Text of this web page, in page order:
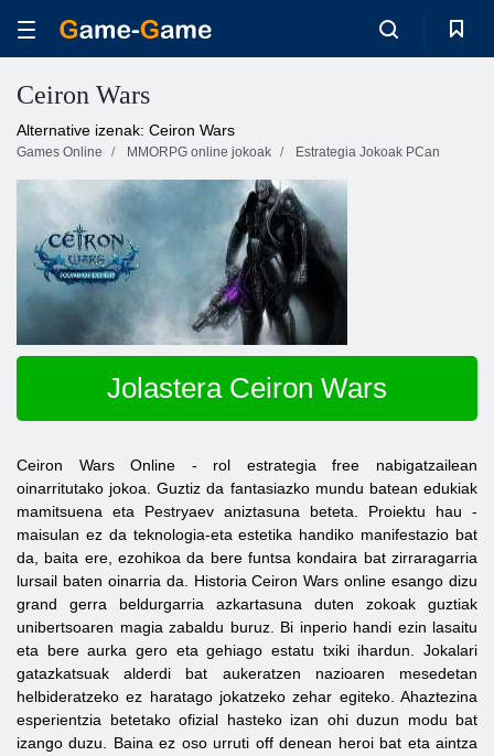
Ceiron Wars
Alternative izenak: Ceiron Wars
Games Online MMORPG online jokoak Estrategia Jokoak PCan
Jolastera Ceiron Wars
Ceiron Wars Online - rol estrategia free nabigatzailean
oinarritutako jokoa. Guztiz da fantasiazko mundu batean edukiak
mamitsuena eta Pestryaev aniztasuna beteta. Proiektu hau -
maisulan ez da teknologia-eta estetika handiko manifestazio bat
da, baita ere, ezohikoa da bere funtsa kondaira bat zirraragarria
lursail baten oinarria da. HistoriaCeironWarsonline esango dizu
grand gerra beldurgarria azkartasuna duten zokoak guztiak
unibertsoaren magia zabaldu buruz. Bi inperio handi ezin lasaitu
eta bere aurka gero eta gehiago estatu txiki ihardun. Jokalari
gatazkatsuak alderdi bat aukeratzen nazioaren mesedetan
helbideratzeko ez haratago jokatzeko zehar egiteko. Ahaztezina
esperientzia betetako ofizial hasteko izan ohi duzun modu bat
izango duzu. Baina ez oso urruti off denean heroi bat eta aintza